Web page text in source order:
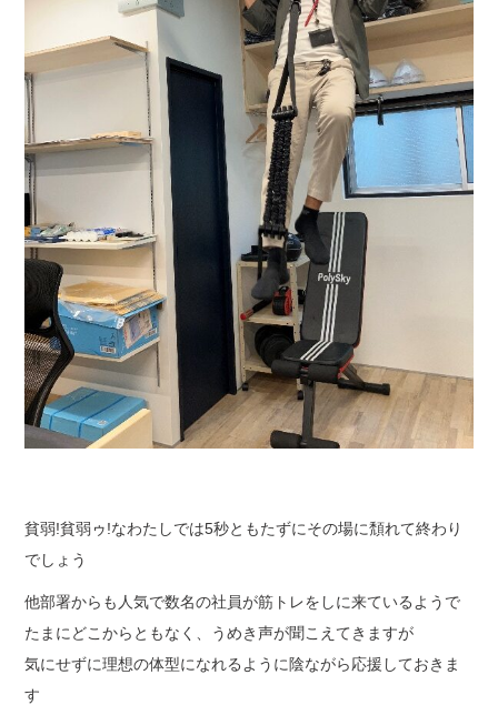
貧弱!貧弱ゥ!なわたしでは5秒ともたずにその場に頽れて終わり
でしょう
他部署からも人気で数名の社員が筋トレをしに来ているようで
たまにどこからともなく、うめき声が聞こえてきますが
気にせずに理想の体型になれるように陰ながら応援しておきま
す